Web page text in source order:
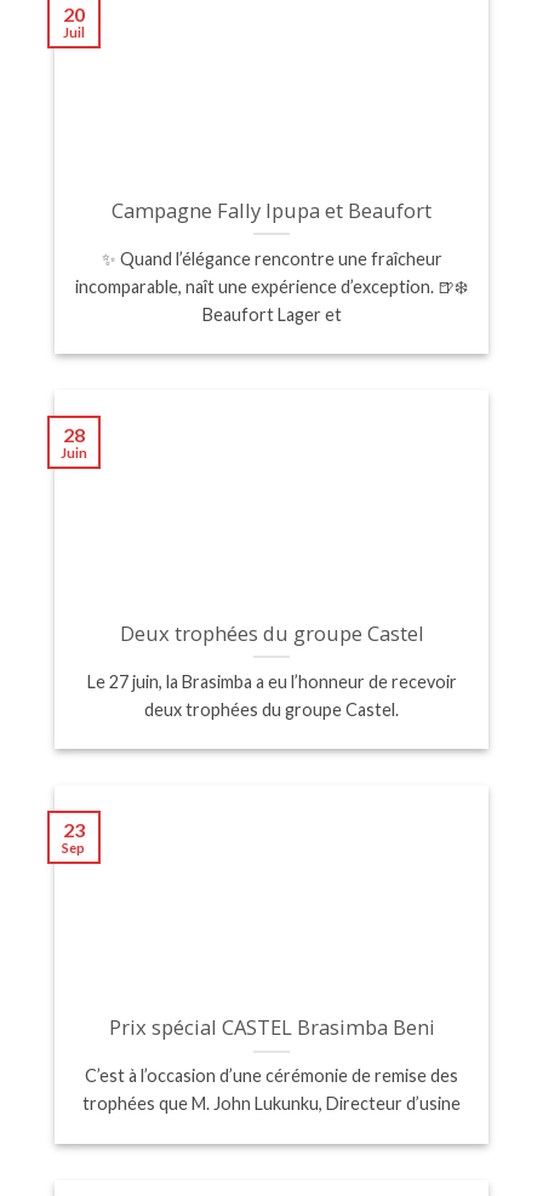
Campagne Fally Ipupa et Beaufort
✨ Quand l’élégance rencontre une fraîcheur
incomparable, naît une expérience d’exception. 🍺❄️
Beaufort Lager et
20
Juil
Deux trophées du groupe Castel
Le 27 juin, la Brasimba a eu l’honneur de recevoir
deux trophées du groupe Castel.
28
Juin
Prix spécial CASTEL Brasimba Beni
C’est à l’occasion d’une cérémonie de remise des
trophées que M. John Lukunku, Directeur d’usine
23
Sep